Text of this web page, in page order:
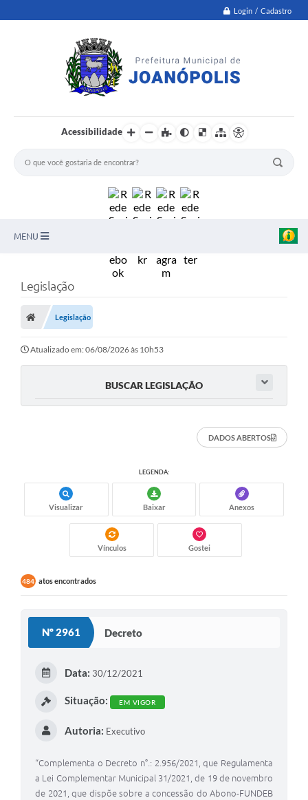
Login / Cadastro
Acessibilidade
MENU
Secretarias
Legislação
Transparência
Diário Oficial
Contratos
Audiências Públicas
Arquivos para Download
Contas Públicas
Telefones Úteis
Agenda
Ouvidoria
Legislação
Legislação
Atualizado em: 06/08/2026 às 10h53
BUSCAR LEGISLAÇÃO
DADOS ABERTOS
LEGENDA:
Visualizar Baixar Anexos
Vínculos Gostei
484 atos encontrados
Nº 2961 Decreto
Data: 30/12/2021
Situação: EM VIGOR
Autoria: Executivo
“Complementa o Decreto n°.: 2.956/2021, que Regulamenta
a Lei Complementar Municipal 31/2021, de 19 de novembro
de 2021, que dispõe sobre a concessão do Abono-FUNDEB